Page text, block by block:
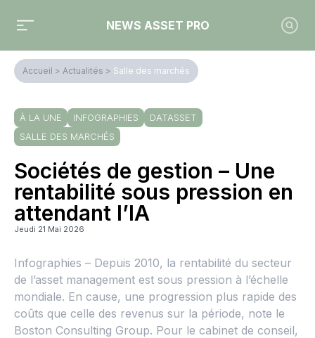
NEWS ASSET PRO
Accueil > Actualités > Salle des marchés
À LA UNE INFOGRAPHIES
DATASSET
SALLE DES MARCHÉS
Sociétés de gestion – Une
rentabilité sous pression en
attendant l’IA
Jeudi 21 Mai 2026
Infographies – Depuis 2010, la rentabilité du secteur
de l’asset management est sous pression à l’échelle
mondiale. En cause, une progression plus rapide des
coûts que celle des revenus sur la période, note le
Boston Consulting Group. Pour le cabinet de conseil,